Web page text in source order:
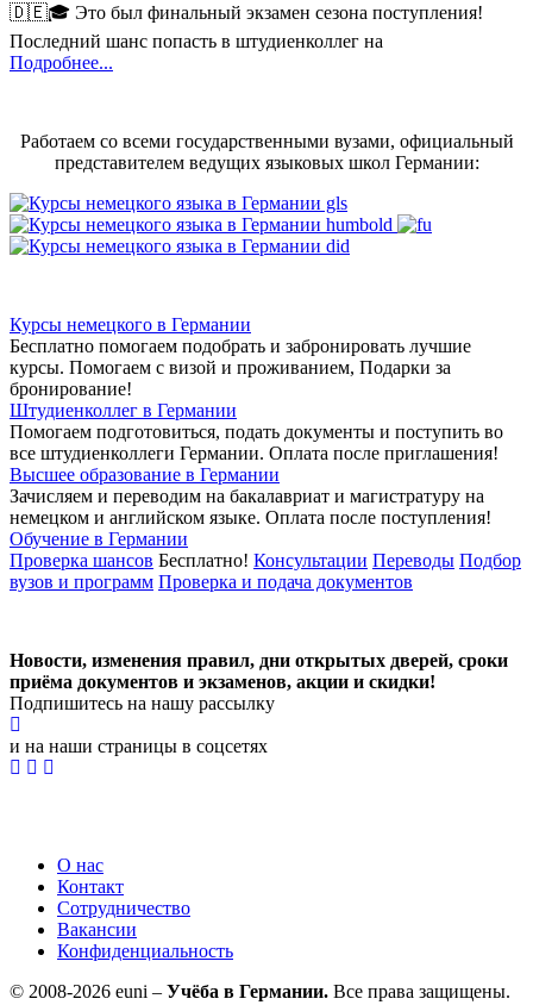
🇩🇪🎓 Это был финальный экзамен сезона поступления!
Последний шанс попасть в штудиенколлег на
Подробнее...
Работаем со всеми государственными вузами, официальный
представителем ведущих языковых школ Германии:
Курсы немецкого в Германии
Бесплатно помогаем подобрать и забронировать лучшие
курсы. Помогаем с визой и проживанием, Подарки за
бронирование!
Штудиенколлег в Германии
Помогаем подготовиться, подать документы и поступить во
все штудиенколлеги Германии. Оплата после приглашения!
Высшее образование в Германии
Зачисляем и переводим на бакалавриат и магистратуру на
немецком и английском языке. Оплата после поступления!
Обучение в Германии
Проверка шансов Бесплатно! Консультации Переводы Подбор
вузов и программ Проверка и подача документов
Новости, изменения правил, дни открытых дверей, сроки
приёма документов и экзаменов, акции и скидки!
Подпишитесь на нашу рассылку
и на наши страницы в соцсетях
О нас
Контакт
Сотрудничество
Вакансии
Конфиденциальность
© 2008-2026 euni – Учёба в Германии. Все права защищены.